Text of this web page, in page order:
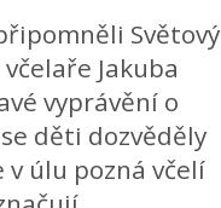
Světový
Jakuba
vyprávění o
děti dozvěděly
úlu pozná včelí